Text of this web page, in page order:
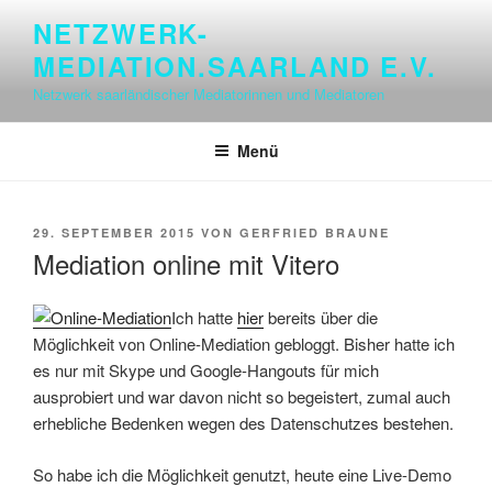
springen
NETZWERK-
MEDIATION.SAARLAND E.V.
Netzwerk saarländischer Mediatorinnen und Mediatoren
Menü
VERÖFFENTLICHT
29. SEPTEMBER 2015 VON GERFRIED BRAUNE
Mediation online mit Vitero
Ich hatte hierbereits über die
Möglichkeit von Online-Mediation gebloggt. Bisher hatte ich
es nur mit Skype und Google-Hangouts für mich
ausprobiert und war davon nicht so begeistert, zumal auch
erhebliche Bedenken wegen des Datenschutzes bestehen.
So habe ich die Möglichkeit genutzt, heute eine Live-Demo